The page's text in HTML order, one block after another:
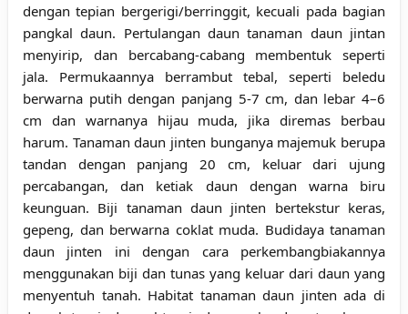
dengan tepian bergerigi/berringgit, kecuali pada bagian
pangkal daun. Pertulangan daun tanaman daun jintan
menyirip, dan bercabang-cabang membentuk seperti
jala. Permukaannya berrambut tebal, seperti beledu
berwarna putih dengan panjang 5-7 cm, dan lebar 4–6
cm dan warnanya hijau muda, jika diremas berbau
harum. Tanaman daun jinten bunganya majemuk berupa
tandan dengan panjang 20 cm, keluar dari ujung
percabangan, dan ketiak daun dengan warna biru
keunguan. Biji tanaman daun jinten bertekstur keras,
gepeng, dan berwarna coklat muda. Budidaya tanaman
daun jinten ini dengan cara perkembangbiakannya
menggunakan biji dan tunas yang keluar dari daun yang
menyentuh tanah. Habitat tanaman daun jinten ada di